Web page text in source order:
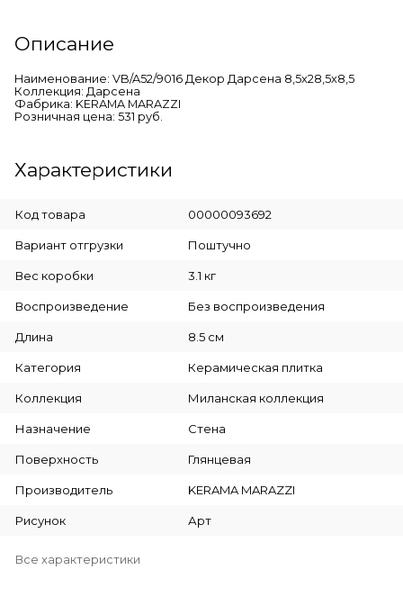
Описание
Наименование: VB/A52/9016 Декор Дарсена 8,5x28,5x8,5
Коллекция: Дарсена
Фабрика: KERAMA MARAZZI
Розничная цена: 531 руб.
Характеристики
Код товара 00000093692
Вариант отгрузки Поштучно
Вес коробки 3.1 кг
Воспроизведение Без воспроизведения
Длина 8.5 см
Категория Керамическая плитка
Коллекция Миланская коллекция
Назначение Стена
Поверхность Глянцевая
Производитель KERAMA MARAZZI
Рисунок Арт
Все характеристики